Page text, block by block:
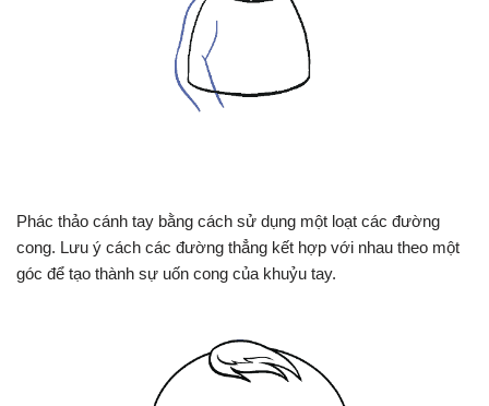
Phác thảo cánh tay bằng cách sử dụng một loạt các đường
cong. Lưu ý cách các đường thẳng kết hợp với nhau theo một
góc để tạo thành sự uốn cong của khuỷu tay.